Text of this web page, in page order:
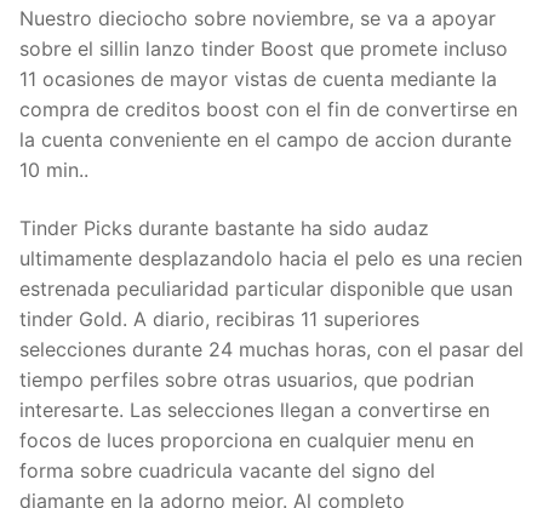
Nuestro dieciocho sobre noviembre, se va a apoyar
sobre el silli­n lanzo tinder Boost que promete incluso
11 ocasiones de mayor vistas de cuenta mediante la
compra de creditos boost con el fin de convertirse en
la cuenta conveniente en el campo de accion durante
10 min..
Tinder Picks durante bastante ha sido audaz
ultimamente desplazandolo hacia el pelo es una recien
estrenada peculiaridad particular disponible que usan
tinder Gold. A diario, recibiras 11 superiores
selecciones durante 24 muchas horas, con el pasar del
tiempo perfiles sobre otras usuarios, que podrian
interesarte. Las selecciones llegan a convertirse en
focos de luces proporciona en cualquier menu en
forma sobre cuadricula vacante del signo del
diamante en la adorno mejor. Al completo